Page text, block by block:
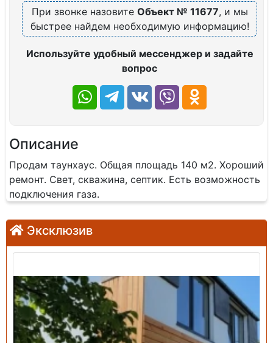
При звонке назовите Объект № 11677, и мы
быстрее найдем необходимую информацию!
Используйте удобный мессенджер и задайте
вопрос
Описание
Продам таунхаус. Общая площадь 140 м2. Хороший
ремонт. Свет, скважина, септик. Есть возможность
подключения газа.
Эксклюзив